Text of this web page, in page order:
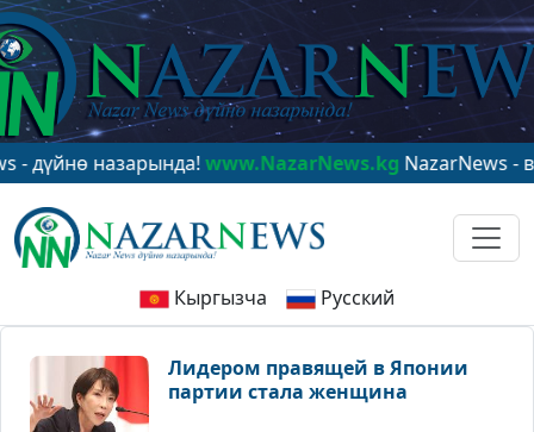
назарында!www.NazarNews.kgNazarNews - в
Кыргызча Русский
Лидером правящей в Японии
партии стала женщина